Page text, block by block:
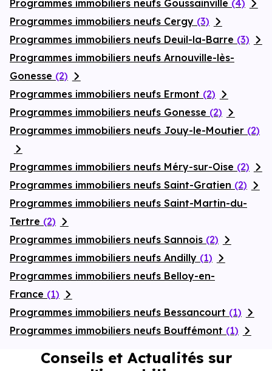
Programmes immobiliers neufs Goussainville (4)
Programmes immobiliers neufs Cergy (3)
Programmes immobiliers neufs Deuil-la-Barre (3)
Programmes immobiliers neufs Arnouville-lès-
Gonesse (2)
Programmes immobiliers neufs Ermont (2)
Programmes immobiliers neufs Gonesse (2)
Programmes immobiliers neufs Jouy-le-Moutier (2)
Programmes immobiliers neufs Méry-sur-Oise (2)
Programmes immobiliers neufs Saint-Gratien (2)
Programmes immobiliers neufs Saint-Martin-du-
Tertre (2)
Programmes immobiliers neufs Sannois (2)
Programmes immobiliers neufs Andilly (1)
Programmes immobiliers neufs Belloy-en-
France (1)
Programmes immobiliers neufs Bessancourt (1)
Programmes immobiliers neufs Bouffémont (1)
Conseils et Actualités sur